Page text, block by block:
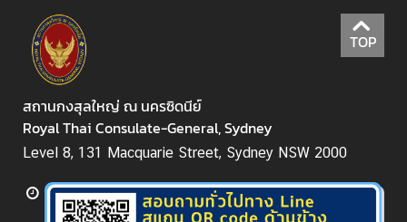
ร์
ม
ข่
า
ว
กิ
TOP
สถานกงสุลใหญ่ ณ นครซิดนีย์
Royal Thai Consulate-General, Sydney
Level 8, 131 Macquarie Street, Sydney NSW 2000